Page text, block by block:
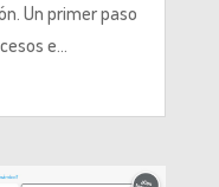
Un primer paso
e...